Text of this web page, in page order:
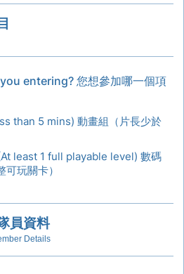
entering? 您想參加哪一個項
than 5 mins) 動畫組（片長少於
least 1 full playable level) 數碼
玩關卡）
員資料
Details